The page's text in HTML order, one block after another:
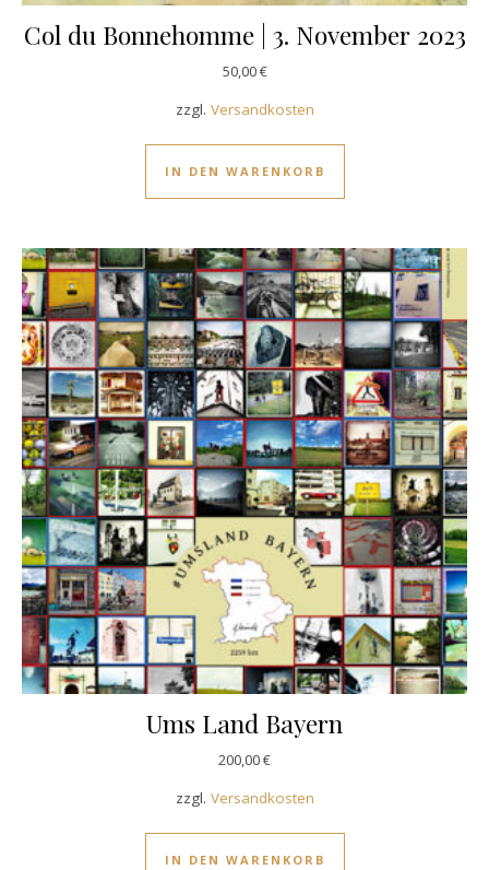
Col du Bonnehomme | 3. November 2023
50,00€
zzgl. Versandkosten
IN DEN WARENKORB
Ums Land Bayern
200,00€
zzgl. Versandkosten
IN DEN WARENKORB